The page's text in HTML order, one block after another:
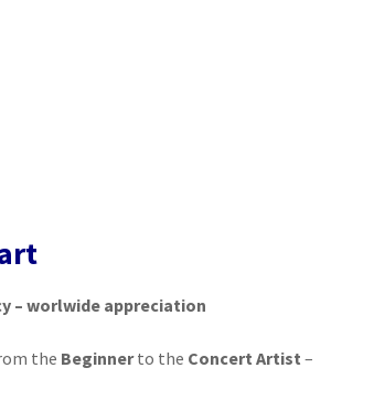
– worlwide appreciation
the Beginnerto the Concert Artist –